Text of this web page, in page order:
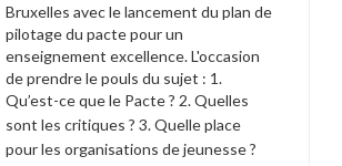
Bruxelles avec le lancement du plan de
pilotage du pacte pour un
enseignement excellence. L'occasion
de prendre le pouls du sujet : 1.
Qu’est-ce que le Pacte? 2. Quelles
sont les critiques ? 3. Quelle place
pour les organisations de jeunesse?